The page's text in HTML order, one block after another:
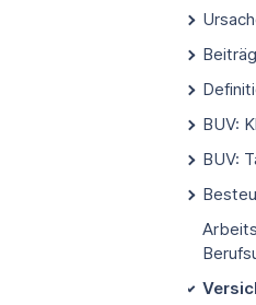
BUV:
BUV: